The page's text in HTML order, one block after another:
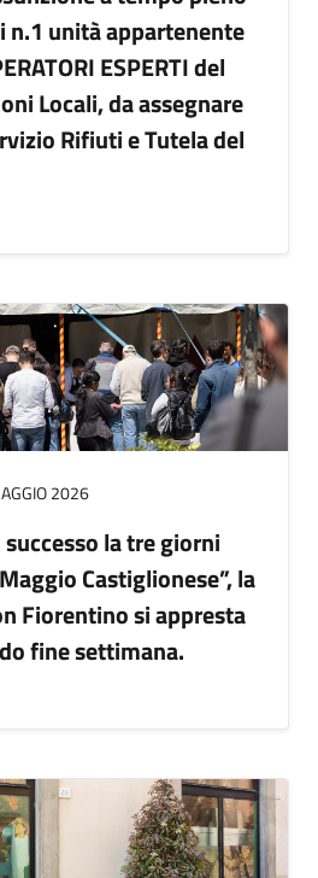
n.1 unità appartenente
ESPERTI del
Locali, da assegnare
Rifiuti e Tutela del
2026
la tre giorni
Castiglionese”, la
Fiorentino si appresta
fine settimana.